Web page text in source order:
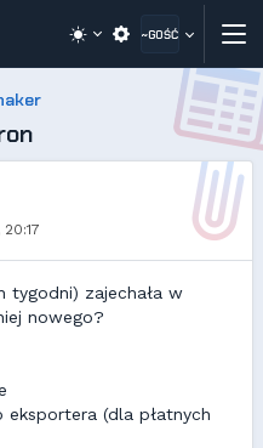
~GOŚĆ
tygodni) zajechała w
nowego?
(dla płatnych